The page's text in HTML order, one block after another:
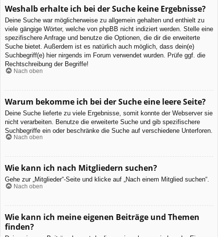
Weshalb erhalte ich bei der Suche keine Ergebnisse?
Deine Suche war möglicherweise zu allgemein gehalten und enthielt zu
viele gängige Wörter, welche von phpBB nicht indiziert werden. Stelle eine
spezifischere Anfrage und benutze die Optionen, die dir die erweiterte
Suche bietet. Außerdem ist es natürlich auch möglich, dass dein(e)
Suchbegriff(e) hier nirgends im Forum verwendet wurden. Prüfe ggf. die
Rechtschreibung der Begriffe!
Nach oben
Warum bekomme ich bei der Suche eine leere Seite?
Deine Suche lieferte zu viele Ergebnisse, somit konnte der Webserver sie
nicht verarbeiten. Benutze die erweiterte Suche und gib spezifischere
Suchbegriffe ein oder beschränke die Suche auf verschiedene Unterforen.
Nach oben
Wie kann ich nach Mitgliedern suchen?
Gehe zur „Mitglieder“-Seite und klicke auf „Nach einem Mitglied suchen“.
Nach oben
Wie kann ich meine eigenen Beiträge und Themen
finden?